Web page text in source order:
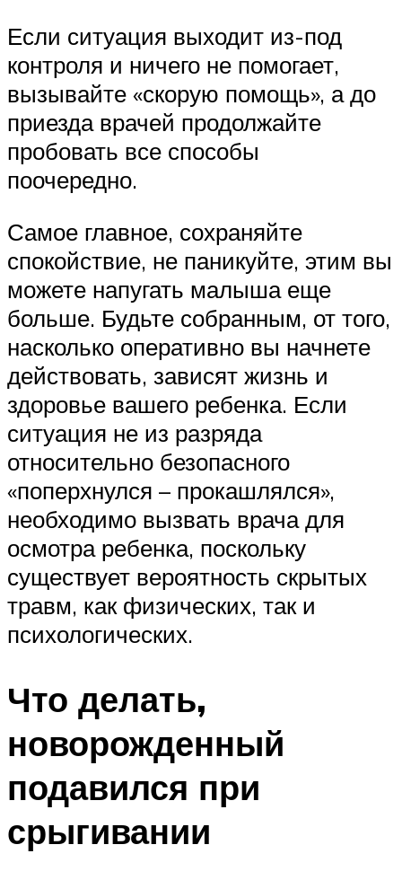
Если ситуация выходит из-под
контроля и ничего не помогает,
вызывайте «скорую помощь», а до
приезда врачей продолжайте
пробовать все способы
поочередно.
Самое главное, сохраняйте
спокойствие, не паникуйте, этим вы
можете напугать малыша еще
больше. Будьте собранным, от того,
насколько оперативно вы начнете
действовать, зависят жизнь и
здоровье вашего ребенка. Если
ситуация не из разряда
относительно безопасного
«поперхнулся – прокашлялся»,
необходимо вызвать врача для
осмотра ребенка, поскольку
существует вероятность скрытых
травм, как физических, так и
психологических.
Что делать,
новорожденный
подавился при
срыгивании